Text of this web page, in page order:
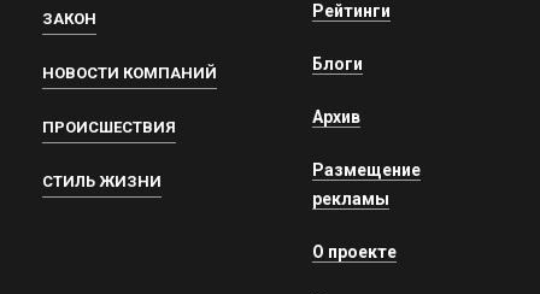
ЗАКОН
НОВОСТИ КОМПАНИЙ
ПРОИСШЕСТВИЯ
СТИЛЬ ЖИЗНИ
Рейтинги
Блоги
Архив
Размещение
рекламы
О проекте